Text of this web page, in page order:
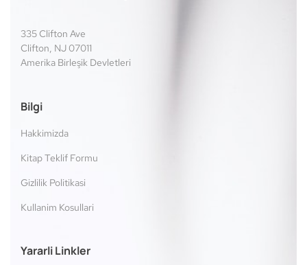
335 Clifton Ave
Clifton, NJ 07011
Amerika Birleşik Devletleri
Bilgi
Hakkimizda
Kitap Teklif Formu
Gizlilik Politikasi
Kullanim Kosullari
Yararli Linkler